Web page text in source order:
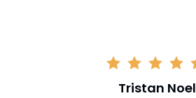
Tristan Noel